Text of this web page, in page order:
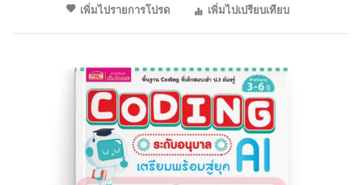
เพิ่มไปรายการโปรด
เพิ่มไปเปรียบเทียบ